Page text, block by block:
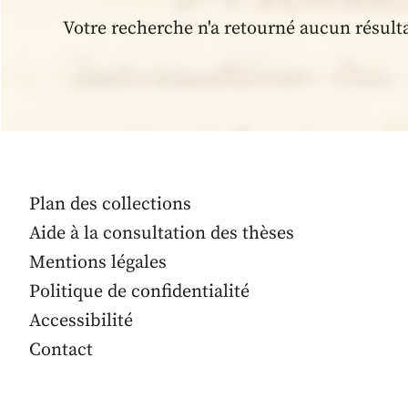
Votre recherche n'a retourné aucun
Plan des collections
Aide à la consultation des thèses
Mentions légales
Politique de confidentialité
Accessibilité
Contact